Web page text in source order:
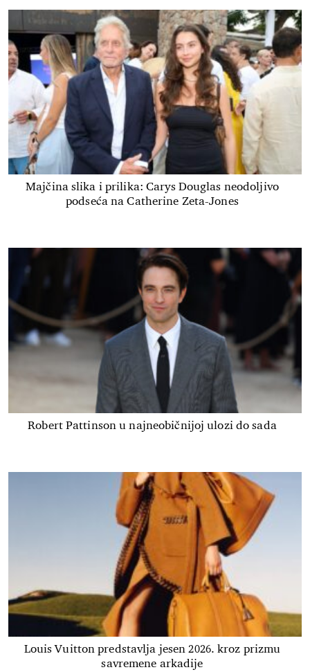
Majčina slika i prilika: Carys Douglas neodoljivo
podseća na Catherine Zeta-Jones
Robert Pattinson u najneobičnijoj ulozi do sada
Louis Vuitton predstavlja jesen 2026. kroz prizmu
savremene arkadije